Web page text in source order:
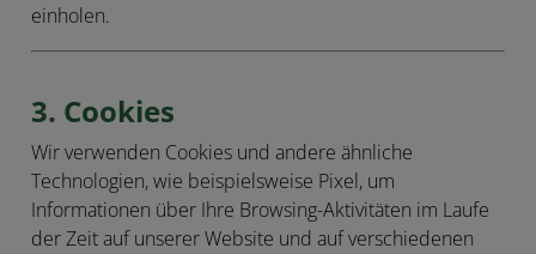
einholen.
3. Cookies
Wir verwenden Cookies und andere ähnliche
Technologien, wie beispielsweise Pixel, um
Informationen über Ihre Browsing-Aktivitäten im Laufe
der Zeit auf unserer Website und auf verschiedenen